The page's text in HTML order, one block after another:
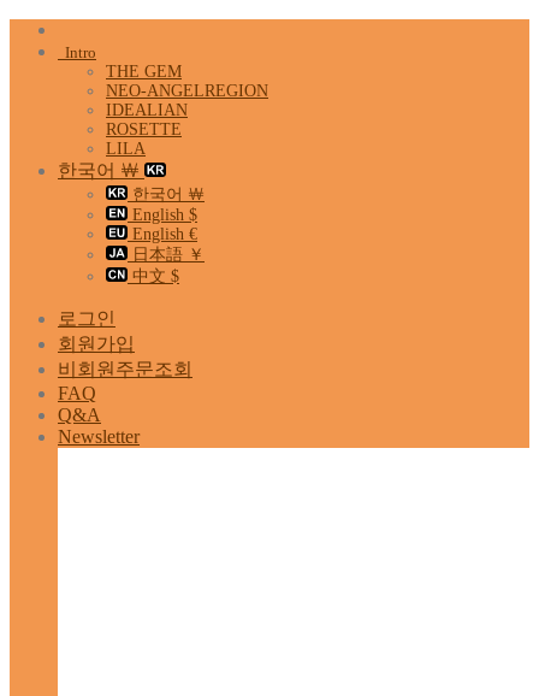
Skip
Intro
THE GEM
NEO-ANGELREGION
IDEALIAN
ROSETTE
LILA
한국어 ￦
한국어 ￦
English $
English €
日本語 ￥
中文 $
로그인
회원가입
비회원주문조회
FAQ
Q&A
Newsletter